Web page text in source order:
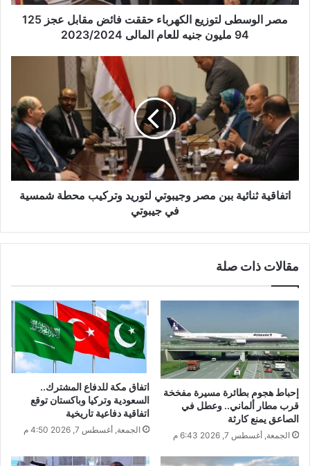
مصر الوسطى لتوزيع الكهرباء حققت فائض 125‪ مقابل عجز
94 مليون جنيه للعام المالى 2023/2024
اتفاقية ثنائية ببن مصر وجيبوتي لتوريد وتركيب محطة شمسية
في جيبوتي
مقالات ذات صلة
إحباط هجوم بطائرة مسيرة مفخخة
قرب مطار ألماني.. وعطل في
الصاعق يمنع كارثة
الجمعة, أغسطس 7, 2026 6:43 م
اتفاق مكة للدفاع المشترك..
السعودية وتركيا وباكستان توقع
اتفاقية دفاعية تاريخية
الجمعة, أغسطس 7, 2026 4:50 م